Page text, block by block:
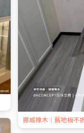
挪威橡木｜舊地板不